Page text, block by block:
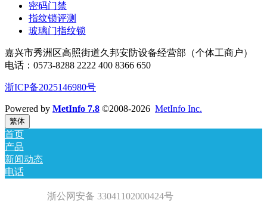
密码门禁
指纹锁评测
玻璃门指纹锁
嘉兴市秀洲区高照街道久邦安防设备经营部（个体工商户）
电话：0573-8288 2222 400 8366 650
浙ICP备2025146980号
Powered by MetInfo 7.8 ©2008-2026 MetInfo Inc.
繁体
首页
产品
新闻动态
电话
浙公网安备 33041102000424号